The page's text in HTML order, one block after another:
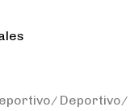
Deportivo